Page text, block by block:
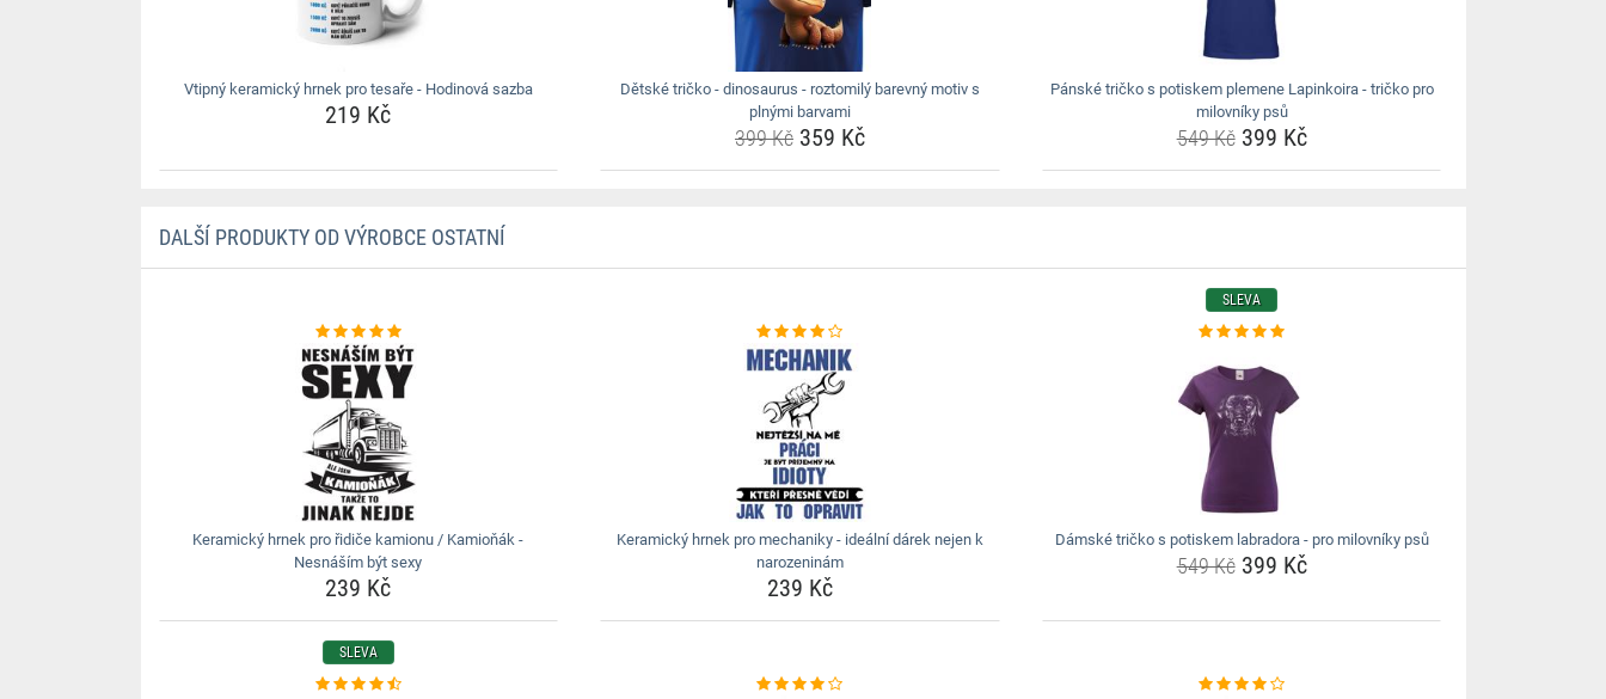
Vtipný keramický hrnek pro tesaře - Hodinová sazba
219 Kč
Dětské tričko - dinosaurus - roztomilý barevný motiv s
plnými barvami
399 Kč359 Kč
Pánské tričko s potiskem plemene Lapinkoira - tričko pro
milovníky psů
549 Kč399 Kč
DALŠÍ PRODUKTY OD VÝROBCE OSTATNÍ
Keramický hrnek pro řidiče kamionu / Kamioňák -
Nesnáším být sexy
239 Kč
Keramický hrnek pro mechaniky - ideální dárek nejen k
narozeninám
239 Kč
SLEVA
Dámské tričko s potiskem labradora - pro milovníky psů
549 Kč399 Kč
SLEVA